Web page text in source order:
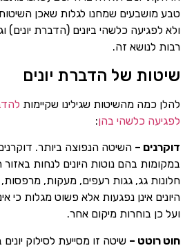
טבע מושבעים שמחנו לגלות שאכן
ולא לפגיעה כלשהי ביונים (הדברת יונים)
רבות לנושא זה.
שיטות של הדברת יונים
להלן כמה מהשיטות שגילינו שקיימות
לפגיעה כלשהי בהן:
דוקרנים – השיטה הנפוצה ביותר.
במקומות בהם נוטות היונים לנחות באזור
חלונות גג, גגות רעפים, מעקות, מרפסות,
היונים אינן נפגעות אלא פשוט מגלות כי
ועל כן בוחרות מיקום אחר.
חוט רוטט – שיטה זו מסייעת לסילוק